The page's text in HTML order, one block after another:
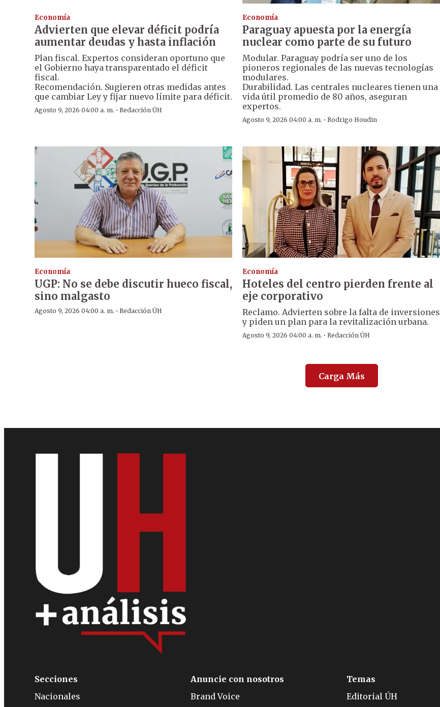
Economía
Advierten que elevar déficit podría
aumentar deudas y hasta inflación
Plan fiscal. Expertos consideran oportuno que
el Gobierno haya transparentado el déficit
fiscal.
Recomendación. Sugieren otras medidas antes
que cambiar Ley y fijar nuevo límite para déficit.
Agosto 9, 2026 04:00 a. m. · Redacción ÚH
Economía
Paraguay apuesta por la energía
nuclear como parte de su futuro
Modular. Paraguay podría ser uno de los
pioneros regionales de las nuevas tecnologías
modulares.
Durabilidad. Las centrales nucleares tienen una
vida útil promedio de 80 años, aseguran
expertos.
Agosto 9, 2026 04:00 a. m. ·Rodrigo Houdin
Economía
UGP: No se debe discutir hueco fiscal,
sino malgasto
Agosto 9, 2026 04:00 a. m. · Redacción ÚH
Economía
Hoteles del centro pierden frente al
eje corporativo
Reclamo. Advierten sobre la falta de inversiones
y piden un plan para la revitalización urbana.
Agosto 9, 2026 04:00 a. m. ·Redacción ÚH
Carga Más
Secciones
Nacionales
Anuncie con nosotros
Brand Voice
Temas
Editorial ÚH